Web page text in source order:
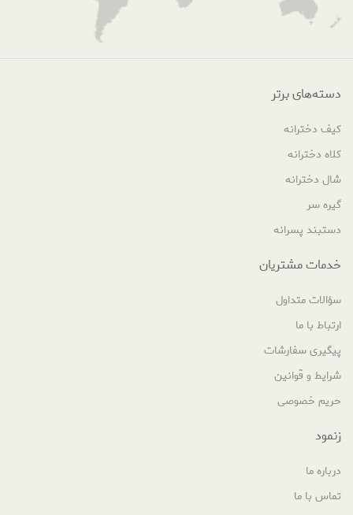
دسته‌های برتر
کیف دخترانه
کلاه دخترانه
شال دخترانه
گیره سر
دستبند پسرانه
خدمات مشتریان
سؤالات متداول
ارتباط با ما
پیگیری سفارشات
شرایط و قوانین
حریم خصوصی
زنمود
درباره ما
تماس با ما